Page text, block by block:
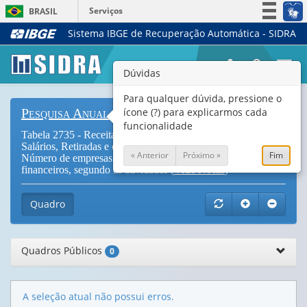
BRASIL
Serviços
Simplifique!
Legislação
Canais
Sistema IBGE de Recuperação Automática - SIDRA
Pesquisa Anual de Serviços
Tabela 2735 - Receita operacional líquida, Valor adicionado,
Salários, Retiradas e outras remunerações, Pessoal ocupado e
Número de empresas dos serviços empresariais não-
financeiros, segundo as atividades (Vide Notas)
Quadro
Quadros Públicos 0
A seleção atual não possui erros.
Dúvidas
Para qualquer dúvida, pressione o
ícone (?) para explicarmos cada
funcionalidade
« Anterior Próximo » Fim